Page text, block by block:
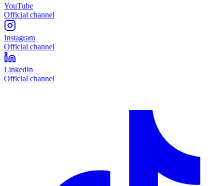
YouTube
Official channel
Instagram
Official channel
LinkedIn
Official channel